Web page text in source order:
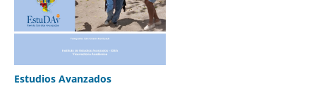
Estudios Avanzados